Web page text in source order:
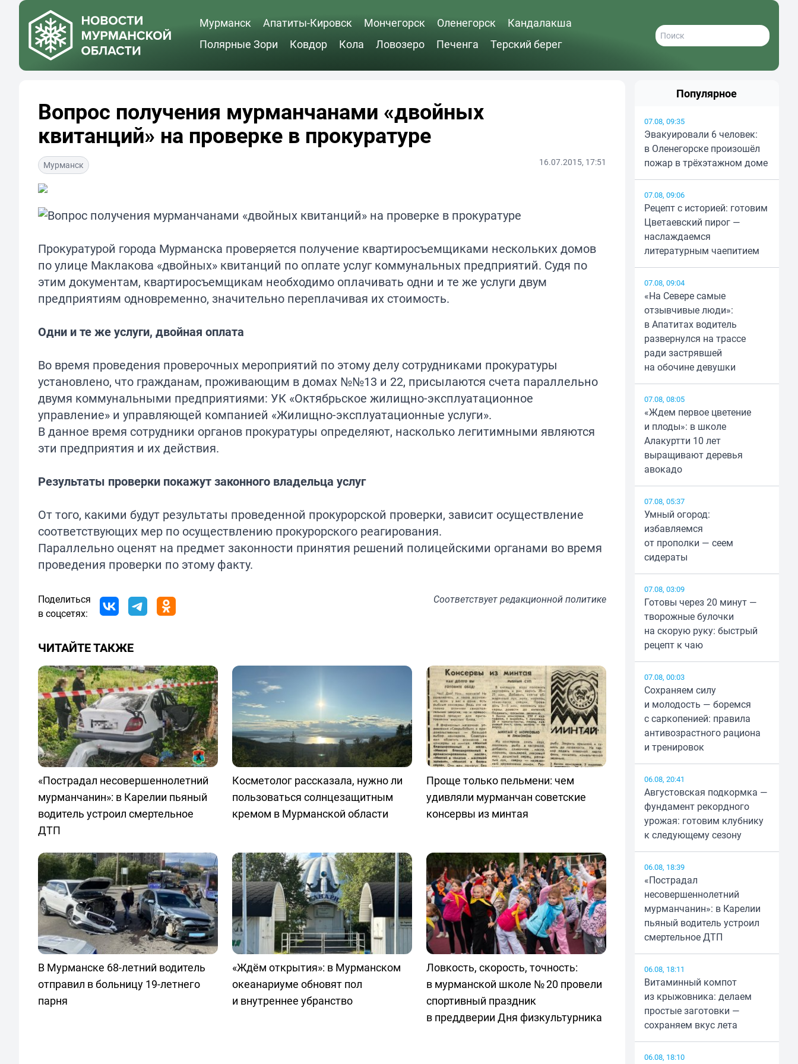
Мурманск Апатиты-Кировск Мончегорск Оленегорск
Кандалакша
Полярные Зори
Ковдор Кола Ловозеро Печенга Терский берег
Вопрос получения мурманчанами «двойных
квитанций» на проверке в прокуратуре
Мурманск 16.07.2015, 17:51
Прокуратурой города Мурманска проверяется получение квартиросъемщиками нескольких домов
по улице Маклакова «двойных» квитанций по оплате услуг коммунальных предприятий. Судя по
этим документам, квартиросъемщикам необходимо оплачивать одни и те же услуги двум
предприятиям одновременно, значительно переплачивая их стоимость.
Одни и те же услуги, двойная оплата
Во время проведения проверочных мероприятий по этому делу сотрудниками прокуратуры
установлено, что гражданам, проживающим в домах №№13 и 22, присылаются счета параллельно
двумя коммунальными предприятиями: УК «Октябрьское жилищно-эксплуатационное
управление» и управляющей компанией «Жилищно-эксплуатационные услуги».
В данное время сотрудники органов прокуратуры определяют, насколько легитимными являются
эти предприятия и их действия.
Результаты проверки покажут законного владельца услуг
От того, какими будут результаты проведенной прокурорской проверки, зависит осуществление
соответствующих мер по осуществлению прокурорского реагирования.
Параллельно оценят на предмет законности принятия решений полицейскими органами во время
проведения проверки по этому факту.
Поделиться
в соцсетях:
Соответствуетредакционной политике
ЧИТАЙТЕ ТАКЖЕ
«Пострадал несовершеннолетний
мурманчанин»: в Карелии пьяный
водитель устроил смертельное
ДТП
Косметолог рассказала, нужно ли
пользоваться солнцезащитным
кремом в Мурманской области
Проще только пельмени: чем
удивляли мурманчан советские
консервы из минтая
В Мурманске 68-летний водитель
отправил в больницу 19-летнего
парня
«Ждём открытия»: в Мурманском
океанариуме обновят пол
и внутреннее убранство
Ловкость, скорость, точность:
в мурманской школе № 20 провели
спортивный праздник
в преддверии Дня физкультурника
Популярное
07.08, 09:35
Эвакуировали 6 человек:
в Оленегорске произошёл
пожар в трёхэтажном доме
07.08, 09:06
Рецепт с историей: готовим
Цветаевский пирог —
наслаждаемся
литературным чаепитием
07.08, 09:04
«На Севере самые
отзывчивые люди»:
в Апатитах водитель
развернулся на трассе
ради застрявшей
на обочине девушки
07.08, 08:05
«Ждем первое цветение
и плоды»: в школе
Алакуртти 10 лет
выращивают деревья
авокадо
07.08, 05:37
Умный огород:
избавляемся
от прополки — сеем
сидераты
07.08, 03:09
Готовы через 20 минут —
творожные булочки
на скорую руку: быстрый
рецепт к чаю
07.08, 00:03
Сохраняем силу
и молодость — боремся
с саркопенией: правила
антивозрастного рациона
и тренировок
06.08, 20:41
Августовская подкормка —
фундамент рекордного
урожая: готовим клубнику
к следующему сезону
06.08, 18:39
«Пострадал
несовершеннолетний
мурманчанин»: в Карелии
пьяный водитель устроил
смертельное ДТП
06.08, 18:11
Витаминный компот
из крыжовника: делаем
простые заготовки —
сохраняем вкус лета
06.08, 18:10